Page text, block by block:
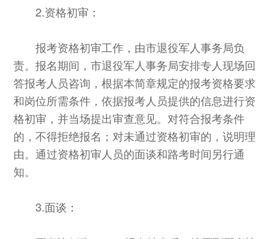
2.资格初审：
报考资格初审工作，由市退役军人事务局负
责。报名期间，市退役军人事务局安排专人现场回
答报考人员咨询，根据本简章规定的报考资格要求
和岗位所需条件，依据报考人员提供的信息进行资
格初审，并当场提出审查意见。对符合报考条件
的，不得拒绝报名；对未通过资格初审的，说明理
由。通过资格初审人员的面谈和路考时间另行通
知。
3.面谈：